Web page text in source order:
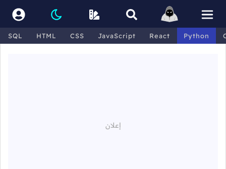
SQL HTML CSS JavaScript React Python